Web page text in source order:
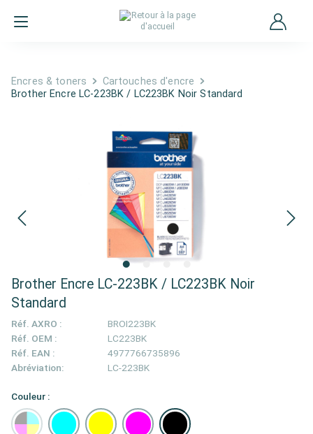
Encres & toners
Cartouches d'encre
Brother Encre LC-223BK / LC223BK Noir Standard
Brother Encre LC-223BK / LC223BK Noir
Standard
Réf. AXRO :
BROI223BK
Réf. OEM :
LC223BK
Réf. EAN :
4977766735896
Abréviation:
LC-223BK
Couleur :